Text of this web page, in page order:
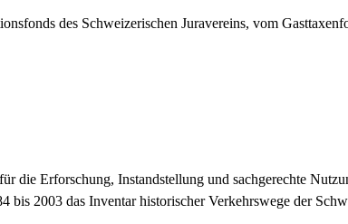
des Schweizerischen Juravereins, vom
die Erforschung, Instandstellung und sachgerechte
bis 2003 das Inventar historischer Verkehrswege der